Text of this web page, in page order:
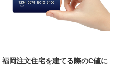
福岡注文住宅を建てる際のC値に